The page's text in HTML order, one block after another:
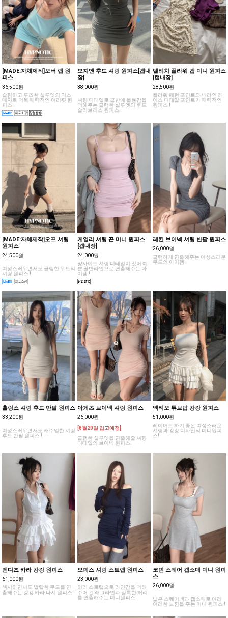
[MADE:자체제작]오버 랩 원
피스
36,500원
슬림하고 루즈한 실루엣의 믹스
매치로 더욱 매력적인 여리핏 원
피스 !
모지엔 후드 셔링 원피스[캡내
장]
38,000원
셔링 디테일로 골반에 볼륨감을
더해주는 글램한 실루엣의 후드
슬리브리스 원피스!
텔리치 플라워 캡 미니 원피스
[캡내장]
28,500원
플라워 패턴 포인트와 넥라인 레
이스 디테일 포인트가 매력적인
원피스 !
[MADE:자체제작]오프 셔링
원피스
24,500원
여성스러우면서도 글램한 무드의
셔링 원피스 !
케일리 셔링 끈 미니 원피스
[캡내장]
24,000원
양사이드 셔링 디테일이 있어 예
쁜 골반라인으로 연출해주는 아
이템 !
레킨 브이넥 셔링 반팔 원피스
26,000원
글램하게 연출해주는 여성스러운
무드의 아이템 !
홀링스 셔링 후드 반팔 원피스
33,200원
여성스러우면서도 캐주얼한 셔링
후드 반팔 원피스 !
아게츠 브이넥 셔링 원피스
26,000원
[8월20일 입고예정]
글램한 실루엣을 연출해줄 셔링
디테일의 브이넥 원피스!
엑티오 튜브탑 캉캉 원피스
51,000원
레이어드 하기 좋은 여성스러운
셔링과 캉캉 디자인의 미니원피
스!
멘디즈 카라 캉캉 원피스
61,000원
섹시하면서도 발랄한 무드를 연
출해주는 캉캉 카라 나시 원피스 !
오페스 셔링 스트랩 원피스
23,000원
허리 스트랩으로 라인감을 더해
주어 긴 래그라인과 잘록한 허리
를 연출해주는 미니원피스!
코빈 스퀘어 캡소매 미니 원피
스
26,000원
넓은 스퀘어넥과 캡소매로 여리
여리한 느낌을 주는 미니 원피스 !